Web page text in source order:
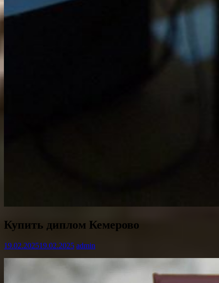
Купить диплом Кемерово
19.02.202519.02.2025 admin